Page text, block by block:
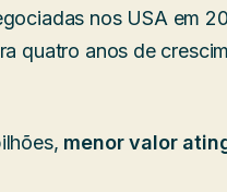
nos USA em
quatro anos de
menor valor